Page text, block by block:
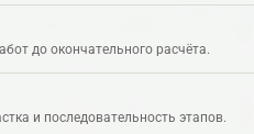
до окончательного расчёта.
и последовательность этапов.